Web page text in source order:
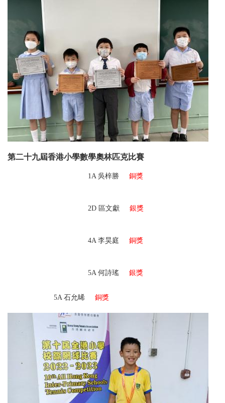
第二十九屆香港小學數學奧林匹克比賽
1A 吳梓勝 銅獎
2D 區文獻 銀獎
4A 李昊庭 銅獎
5A 何詩瑤 銀獎
5A 石允晞 銅獎